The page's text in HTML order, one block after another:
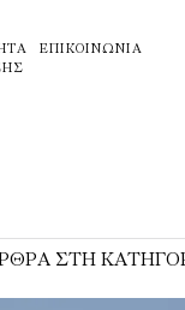
ΕΠΙΚΟΙΝΩΝΊΑ
ΣΤΗ